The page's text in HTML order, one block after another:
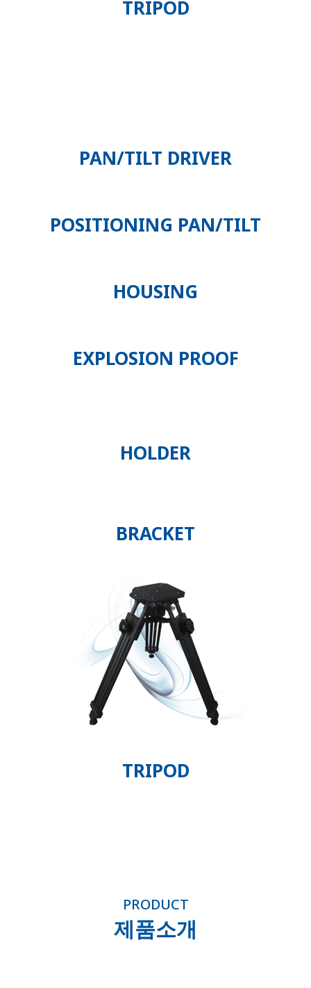
TRIPOD
PAN/TILT DRIVER
POSITIONING PAN/TILT
HOUSING
EXPLOSION PROOF
HOLDER
BRACKET
TRIPOD
PRODUCT
제품소개